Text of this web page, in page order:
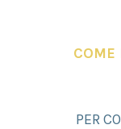
COME
PER